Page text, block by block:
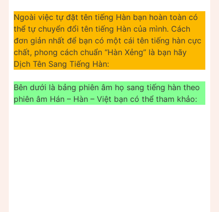
Ngoài việc tự đặt tên tiếng Hàn bạn hoàn toàn có
thể tự chuyển đổi tên tiếng Hàn của mình. Cách
đơn giản nhất để bạn có một cái tên tiếng hàn cực
chất, phong cách chuẩn “Hàn Xẻng” là bạn hãy
Dịch Tên Sang Tiếng Hàn:
Bên dưới là bảng phiên âm họ sang tiếng hàn theo
phiên âm Hán – Hàn – Việt bạn có thể tham khảo: